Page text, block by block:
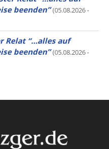
beenden” (05.08.2026 -
Relat “…alles auf
beenden” (05.08.2026 -